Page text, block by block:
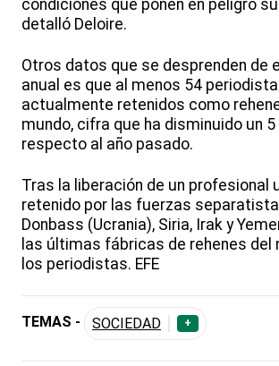
condiciones que ponen en peligro
detalló Deloire.
Otros datos que se desprenden de
anual es que al menos 54
actualmente retenidos como
mundo, cifra que ha disminuido un 5
respecto al año pasado.
Tras la liberación de un profesional
retenido por las fuerzas
Donbass (Ucrania), Siria, Irak y
las últimas fábricas de rehenes del
los periodistas. EFE
TEMAS - SOCIEDAD +